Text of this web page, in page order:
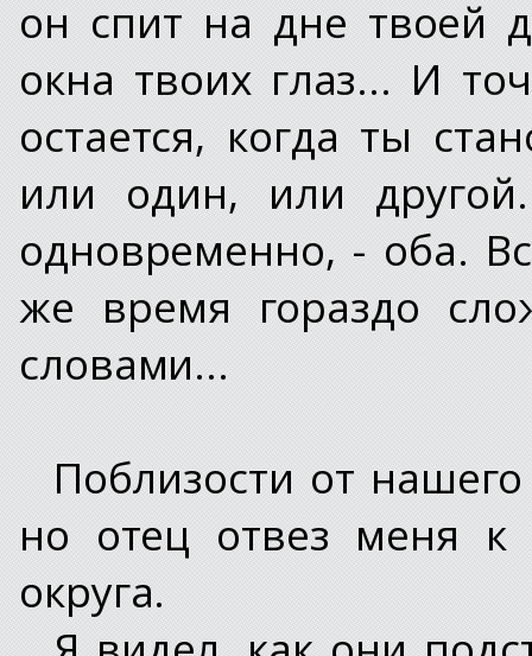
он спит на дне твоей
окна твоих глаз... И
остается, когда ты
или один, или
одновременно, - оба.
же время гораздо
словами...
Поблизости от
но отец отвез меня к
округа.